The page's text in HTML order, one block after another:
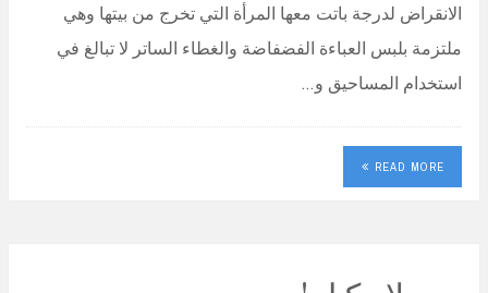
الانقراض لدرجة باتت معها المرأة التي تخرج من بيتها وهي
ملتزمة بلبس العباءة الفضفاضة والغطاء الساتر لا تبالغ في
استخدام المساحيق و…
READ MORE